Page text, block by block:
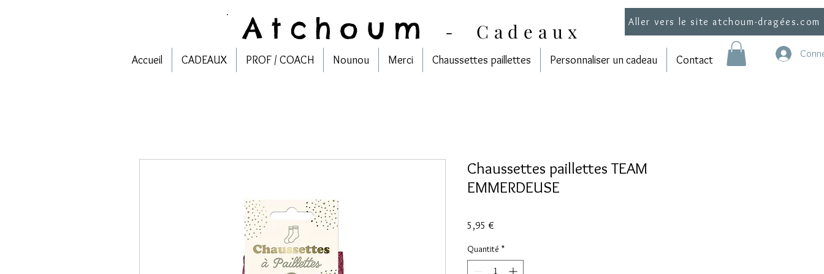
Accueil CADEAUX PROF / COACH Nounou Merci Chaussettes paillettes Personnaliser un cadeau Contact
Atchoum - Cadeaux Aller vers le site atchoum-dragées.com
Chaussettes paillettes TEAM
EMMERDEUSE
5,95 €
Quantité *